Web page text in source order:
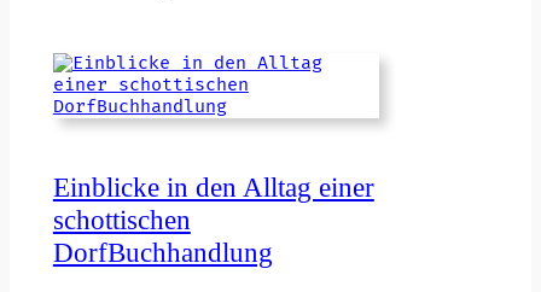
Einblicke in den Alltag einer
schottischen
DorfBuchhandlung